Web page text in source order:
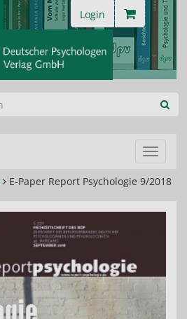
Login
ein-/
E-Paper Report Psychologie 9/2018